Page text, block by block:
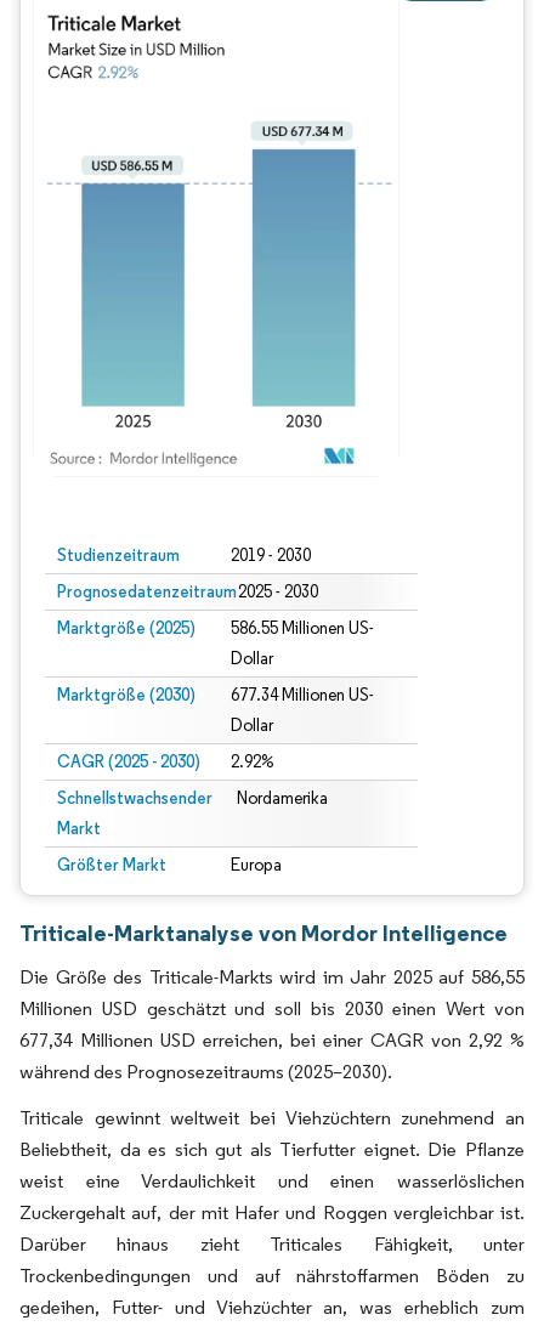
Studienzeitraum 2019 - 2030
Prognosedatenzeitraum2025 - 2030
Marktgröße (2025)
586.55 Millionen US-
Dollar
Marktgröße (2030)
677.34 Millionen US-
Dollar
CAGR (2025 - 2030) 2.92%
Schnellstwachsender
Markt
Nordamerika
Größter Markt Europa
Triticale-Marktanalyse von Mordor Intelligence
Die Größe des Triticale-Markts wird im Jahr 2025 auf 586,55
Millionen USD geschätzt und soll bis 2030 einen Wert von
677,34 Millionen USD erreichen, bei einer CAGR von 2,92 %
während des Prognosezeitraums (2025–2030).
Triticale gewinnt weltweit bei Viehzüchtern zunehmend an
Beliebtheit, da es sich gut als Tierfutter eignet. Die Pflanze
weist eine Verdaulichkeit und einen wasserlöslichen
Zuckergehalt auf, der mit Hafer und Roggen vergleichbar ist.
Darüber hinaus zieht Triticales Fähigkeit, unter
Trockenbedingungen und auf nährstoffarmen Böden zu
gedeihen, Futter- und Viehzüchter an, was erheblich zum